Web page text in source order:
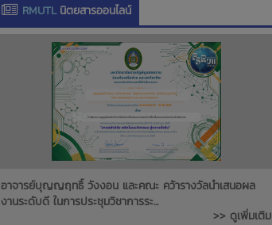
RMUTL นิตยสารออนไลน์
อาจารย์บุญญฤทธิ์ วังงอน และคณะ คว้ารางวัลนำเสนอผล
งานระดับดี ในการประชุมวิชาการระ...
>> ดูเพิ่มเติม